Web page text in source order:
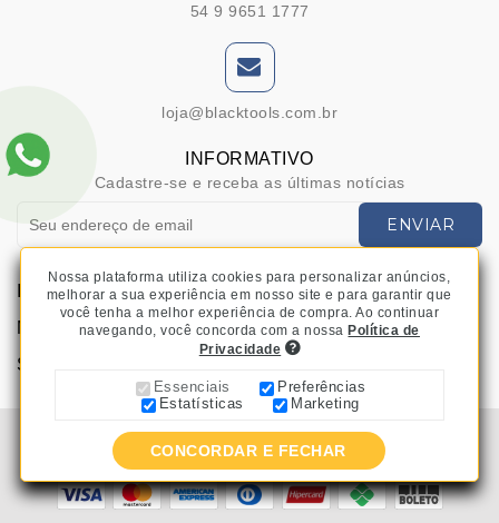
Nossa plataforma utiliza cookies para personalizar anúncios,
melhorar a sua experiência em nosso site e para garantir que
você tenha a melhor experiência de compra. Ao continuar
navegando, você concorda com a nossa Política de
Privacidade
Essenciais
Preferências
Estatísticas
Marketing
CONCORDAR E FECHAR
54 9 9651 1777
loja@blacktools.com.br
INFORMATIVO
Cadastre-se e receba as últimas notícias
ENVIAR
INFORMAÇÕES
MINHA CONTA
SERVIÇOS AO CLIENTE
Desenvolvido com tecnologiaOpenCart
Blacktools.com.br © 2026